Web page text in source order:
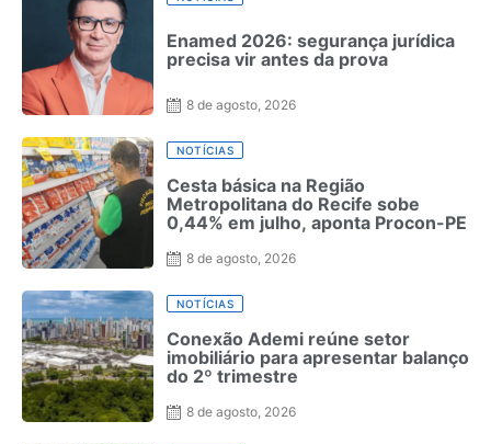
Enamed 2026: segurança jurídica
precisa vir antes da prova
8 de agosto, 2026
NOTÍCIAS
Cesta básica na Região
Metropolitana do Recife sobe
0,44% em julho, aponta Procon-PE
8 de agosto, 2026
NOTÍCIAS
Conexão Ademi reúne setor
imobiliário para apresentar balanço
do 2º trimestre
8 de agosto, 2026